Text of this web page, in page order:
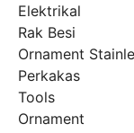
Elektrikal
Rak Besi
Ornament
Perkakas
Tools
Ornament